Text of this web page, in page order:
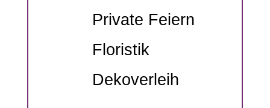
Private Feiern
Floristik
Dekoverleih